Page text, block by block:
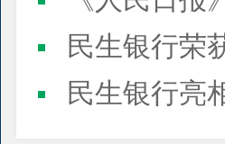
民生银行荣获2025上市公
民生银行亮